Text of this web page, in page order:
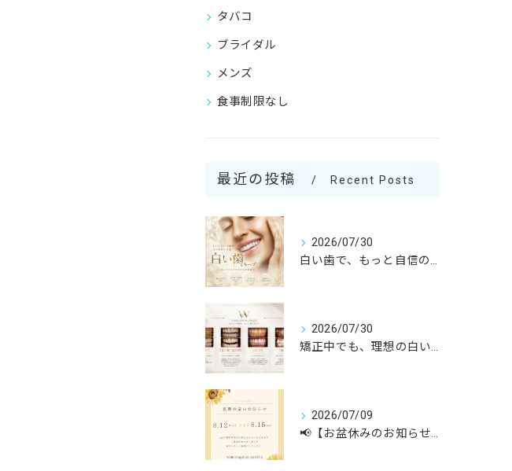
タバコ
ブライダル
メンズ
食事制限なし
最近の投稿 Recent Posts
2026/07/30
白い歯で、もっと自信のある笑顔へ☺️
2026/07/30
矯正中でも、理想の白い歯へ✨
2026/07/09
📢【お盆休みのお知らせ】🎐